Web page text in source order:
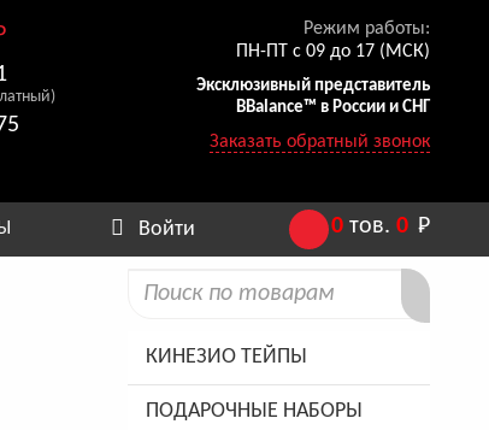
Режим работы:
ПН-ПТ с 09 до 17 (МСК)
Эксклюзивный представитель
BBalance™ в России и СНГ
Заказать обратный звонок
Войти 0 тов.0 Р
КИНЕЗИО ТЕЙПЫ
ПОДАРОЧНЫЕ НАБОРЫ